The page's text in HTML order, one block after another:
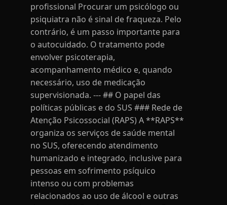
profissional Procurar um psicólogo ou
psiquiatra não é sinal de fraqueza. Pelo
contrário, é um passo importante para
o autocuidado. O tratamento pode
envolver psicoterapia,
acompanhamento médico e, quando
necessário, uso de medicação
supervisionada. --- ## O papel das
políticas públicas e do SUS ### Rede de
Atenção Psicossocial (RAPS) A **RAPS**
organiza os serviços de saúde mental
no SUS, oferecendo atendimento
humanizado e integrado, inclusive para
pessoas em sofrimento psíquico
intenso ou com problemas
relacionados ao uso de álcool e outras